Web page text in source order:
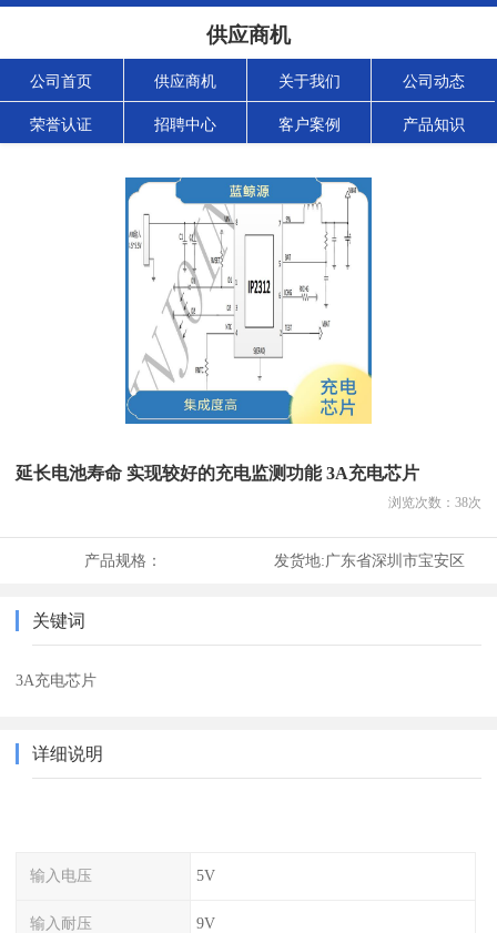
供应商机
公司首页 供应商机 关于我们 公司动态
荣誉认证 招聘中心 客户案例 产品知识
延长电池寿命 实现较好的充电监测功能 3A充电芯片
浏览次数： 38次
产品规格： 发货地:广东省深圳市宝安区
关键词
3A充电芯片
详细说明
输入电压 5V
输入耐压 9V